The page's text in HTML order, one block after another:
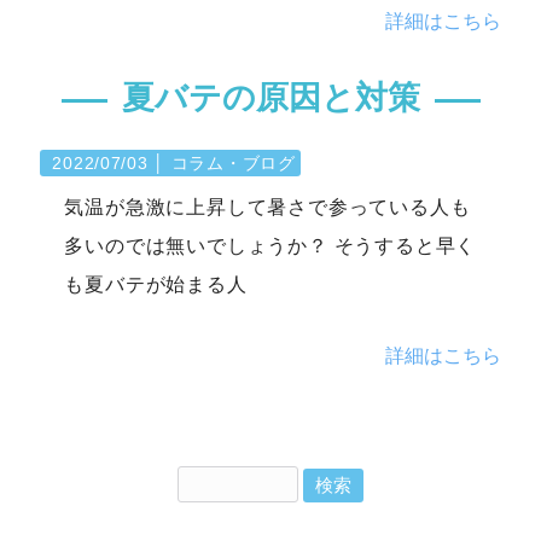
詳細はこちら
夏バテの原因と対策
2022/07/03 コラム・ブログ
気温が急激に上昇して暑さで参っている人も
多いのでは無いでしょうか？ そうすると早く
も夏バテが始まる人
詳細はこちら